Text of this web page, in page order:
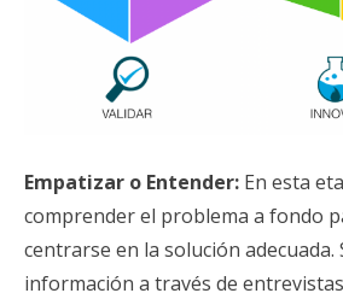
Empatizar o Entender: En esta
comprender el problema a fondo
centrarse en la solución adecuada.
información a través de